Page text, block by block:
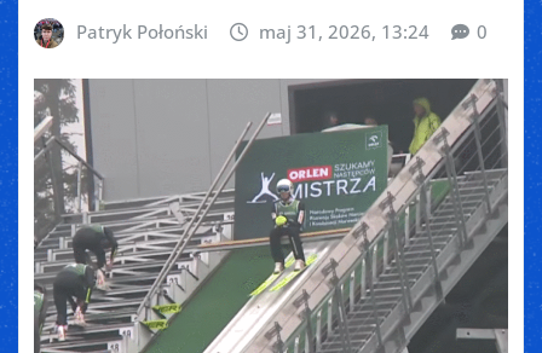
Patryk Połoński maj 31, 2026, 13:24 0